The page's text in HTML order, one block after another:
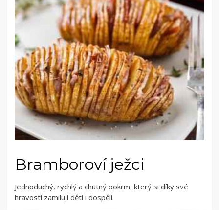
Bramboroví ježci
Jednoduchý, rychlý a chutný pokrm, který si díky své
hravosti zamilují děti i dospělí.